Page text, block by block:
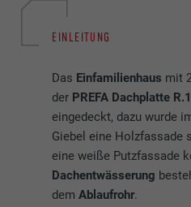
EINLEITUNG
Das Einfamilienhaus mit
der PREFA Dachplatte
eingedeckt, dazu wurde
Giebel eine Holzfassade
eine weiße Putzfassade
Dachentwässerung
demAblaufrohr.